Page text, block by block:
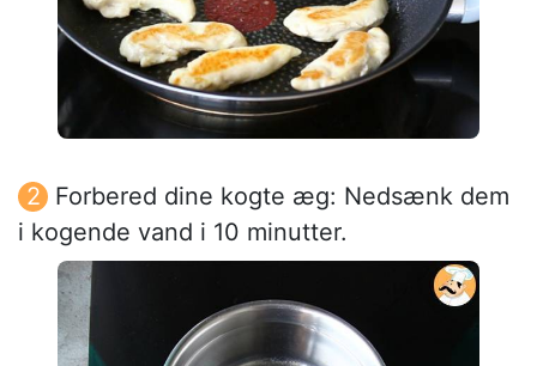
Forbered dine kogte æg: Nedsænk dem
i kogende vand i 10 minutter.